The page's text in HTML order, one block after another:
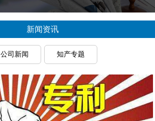
新闻资讯
公司新闻 知产专题